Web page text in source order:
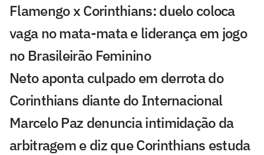
Flamengo x Corinthians: duelo coloca
vaga no mata-mata e liderança em jogo
no Brasileirão Feminino
Neto aponta culpado em derrota do
Corinthians diante do Internacional
Marcelo Paz denuncia intimidação da
arbitragem e diz que Corinthians estuda